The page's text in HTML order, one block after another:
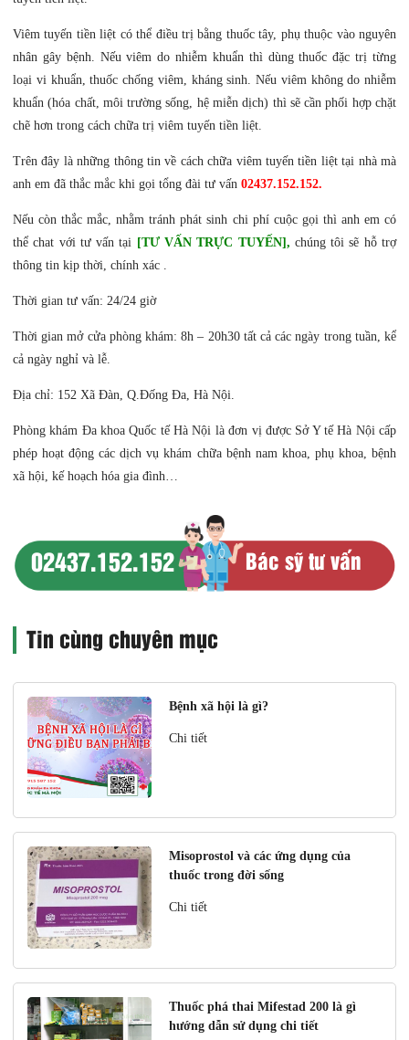
Viêm tuyến tiền liệt có thể điều trị bằng thuốc tây, phụ thuộc vào nguyên
nhân gây bệnh. Nếu viêm do nhiễm khuẩn thì dùng thuốc đặc trị từng
loại vi khuẩn, thuốc chống viêm, kháng sinh. Nếu viêm không do nhiễm
khuẩn (hóa chất, môi trường sống, hệ miễn dịch) thì sẽ cần phối hợp chặt
chẽ hơn trong cách chữa trị viêm tuyến tiền liệt.
Trên đây là những thông tin về cách chữa viêm tuyến tiền liệt tại nhà mà
anh em đã thắc mắc khi gọi tổng đài tư vấn 02437.152.152.
Nếu còn thắc mắc, nhằm tránh phát sinh chi phí cuộc gọi thì anh em có
thể chat với tư vấn tại [TƯ VẤN TRỰC TUYẾN], chúng tôi sẽ hỗ trợ
thông tin kịp thời, chính xác .
Thời gian tư vấn: 24/24 giờ
Thời gian mở cửa phòng khám: 8h – 20h30 tất cả các ngày trong tuần, kể
cả ngày nghỉ và lễ.
Địa chỉ: 152 Xã Đàn, Q.Đống Đa, Hà Nội.
Phòng khám Đa khoa Quốc tế Hà Nội là đơn vị được Sở Y tế Hà Nội cấp
phép hoạt động các dịch vụ khám chữa bệnh nam khoa, phụ khoa, bệnh
xã hội, kế hoạch hóa gia đình…
02437.152.152 Bác sỹ tư vấn
Tin cùng chuyên mục
Bệnh xã hội là gì?
Chi tiết
Misoprostol và các ứng dụng của
thuốc trong đời sống
Chi tiết
Thuốc phá thai Mifestad 200 là gì
hướng dẫn sử dụng chi tiết